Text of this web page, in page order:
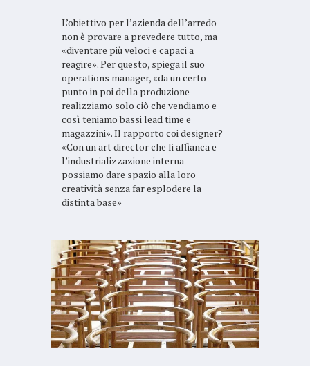
L’obiettivo per l’azienda dell’arredo
non è provare a prevedere tutto, ma
«diventare più veloci e capaci a
reagire». Per questo, spiega il suo
operations manager, «da un certo
punto in poi della produzione
realizziamo solo ciò che vendiamo e
così teniamo bassi lead time e
magazzini». Il rapporto coi designer?
«Con un art director che li affianca e
l’industrializzazione interna
possiamo dare spazio alla loro
creatività senza far esplodere la
distinta base»